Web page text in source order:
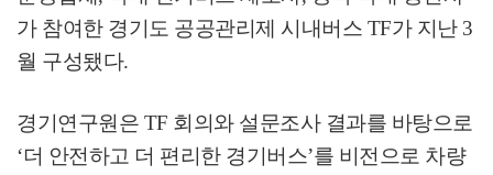
가 참여한 경기도 공공관리제 시내버스 TF가 지난 3
월 구성됐다.
경기연구원은 TF 회의와 설문조사 결과를 바탕으로
‘더 안전하고 더 편리한 경기버스’를 비전으로 차량